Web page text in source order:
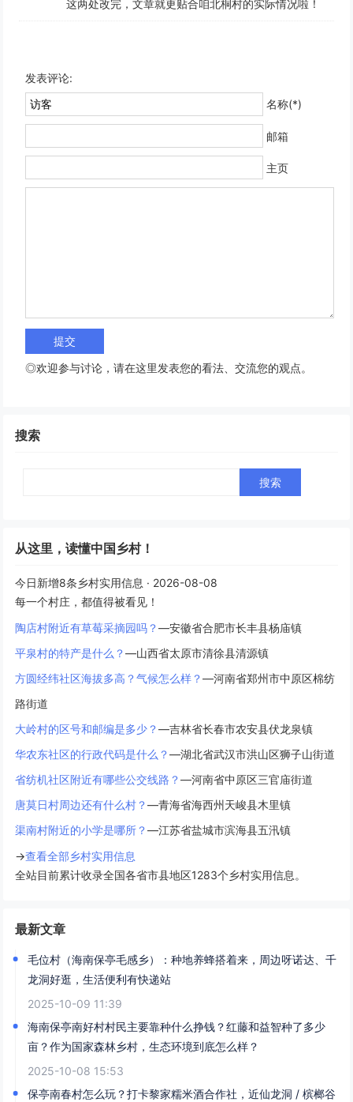
这两处改完，文章就更贴合咱北桐村的实际情况啦！
发表评论:
名称(*)
邮箱
主页
◎欢迎参与讨论，请在这里发表您的看法、交流您的观点。
搜索
Search
从这里，读懂中国乡村！
今日新增8条乡村实用信息 · 2026-08-08
每一个村庄，都值得被看见！
陶店村附近有草莓采摘园吗？—安徽省合肥市长丰县杨庙镇
平泉村的特产是什么？—山西省太原市清徐县清源镇
方圆经纬社区海拔多高？气候怎么样？—河南省郑州市中原区棉纺
路街道
大岭村的区号和邮编是多少？—吉林省长春市农安县伏龙泉镇
华农东社区的行政代码是什么？—湖北省武汉市洪山区狮子山街道
省纺机社区附近有哪些公交线路？—河南省中原区三官庙街道
唐莫日村周边还有什么村？—青海省海西州天峻县木里镇
渠南村附近的小学是哪所？—江苏省盐城市滨海县五汛镇
→查看全部乡村实用信息
全站目前累计收录全国各省市县地区1283个乡村实用信息。
最新文章
毛位村（海南保亭毛感乡）：种地养蜂搭着来，周边呀诺达、千
龙洞好逛，生活便利有快递站
2025-10-09 11:39
海南保亭南好村村民主要靠种什么挣钱？红藤和益智种了多少
亩？作为国家森林乡村，生态环境到底怎么样？
2025-10-08 15:53
保亭南春村怎么玩？打卡黎家糯米酒合作社，近仙龙洞 / 槟榔谷